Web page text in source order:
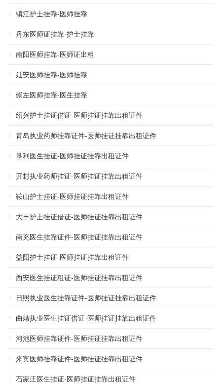
镇江护士挂靠-医师挂靠
丹东医师证挂靠-护士挂靠
南阳医师挂靠-医师证出租
延安医师挂靠-医师挂靠
崇左医师挂靠-医生挂靠
绍兴护士挂证借证-医师挂证挂靠出租证件
青岛执业药师挂靠证件-医师挂证挂靠出租证件
垦利医生挂证-医师挂证挂靠出租证件
开封执业药师挂证-医师挂证挂靠出租证件
鞍山护士挂证-医师挂证挂靠出租证件
大丰护士挂证借证-医师挂证挂靠出租证件
南充医生挂靠证件-医师挂证挂靠出租证件
益阳护士挂证-医师挂证挂靠出租证件
西安医生挂证租证-医师挂证挂靠出租证件
日照执业医生挂靠证件-医师挂证挂靠出租证件
曲靖执业医生挂证借证-医师挂证挂靠出租证件
河池医师挂靠证件-医师挂证挂靠出租证件
来宾医师挂靠证件-医师挂证挂靠出租证件
石家庄医生挂证-医师挂证挂靠出租证件